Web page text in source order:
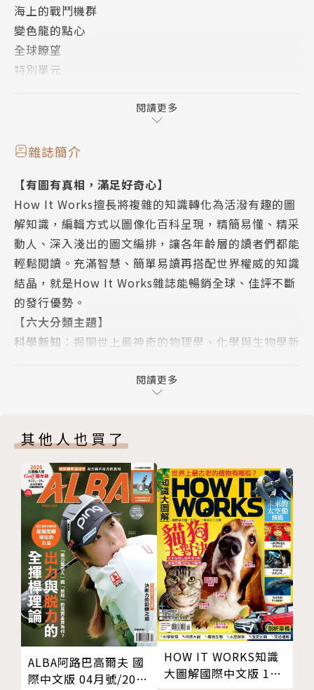
科學新知
40超加工食品是什麼？
有些天然產品經過食品業的大幅改造，經常食用可能會
影響健康
維生素和礦物質攝取不足或過多有何影響？
一窺繽紛幻象背後的物理成因
水的表面張力有多強？
環境生態
52瀕臨絕種的動物
認識世上最瀕危的一些動物，探索其瀕臨絕種的原因
58瀑布的形成
隨著時間推移，水流的力量可於陸上鑿出溝渠，並形塑
堅固的岩石
64去顫器的運作原理
這項救命裝置可供醫療專業人員和一般大眾使用
66拆解Apple Vision Pro
這款全新的混合實境頭戴式裝置無需螢幕，即可將數位
應用程式融入周圍環境
歷史回顧
68諾曼第登陸日所使用的驚人發明
大膽的創新發明如何協助同盟國在1944年成功登陸諾
曼第的海灘，為盟軍在歐洲的勝利鋪路？
74快知識
75金頭腦大考驗
海上的戰鬥機群
變色龍的點心
全球瞭望
特別單元
環境生態
歷史回顧
快知識
金頭腦大考驗
問問題 長知識
現代人該知道
閱讀更多
雜誌簡介
【有圖有真相，滿足好奇心】
How It Works擅長將複雜的知識轉化為活潑有趣的圖
解知識，編輯方式以圖像化百科呈現，精簡易懂、精采
動人、深入淺出的圖文編排，讓各年齡層的讀者們都能
輕鬆閱讀。充滿智慧、簡單易讀再搭配世界權威的知識
結晶，就是How It Works雜誌能暢銷全球、佳評不斷
的發行優勢。
【六大分類主題】
科學新知 ：揭開世上最神奇的物理學、化學與生物學新
：探索地球上神奇的自然奇景與生物萬象
：探索酷炫裝置與工程奇蹟的運作原理
歷史回顧：追溯過往，了解過去的世界如何運作
太空探索：徹底了解美妙無比的宇宙世界
【編輯特色】
簡單圖像 深度教學：饒富教育性、啟發性的內容，以
最直接的圖像剖面解析，滿足全世界知識追求者的渴
求！
取材生活 當紅話題：4G通訊為什麼快？核電安不安
全？每月為您解答全球最夯、最熱門的議題！
原來如此 腦力激盪：由各領域專家執筆，精闢的見解
與你分享，啟發你創意思考與無窮想像力！
圖文並茂 閱讀饗宴 ：生動好讀的寫作風格搭配全彩圖
解與高品質照片，為您帶來閱讀樂趣及視覺饗宴！
閱讀更多
其他人也買了
ALBA阿路巴高爾夫 國
際中文版 04月號/2026
HOW IT WORKS知識
大圖解國際中文版 10